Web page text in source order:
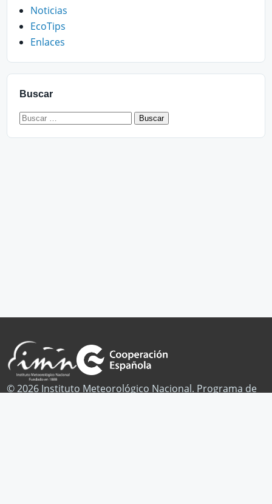
Noticias
EcoTips
Enlaces
Buscar
Buscar:
© 2026 Instituto Meteorológico Nacional. Programa de